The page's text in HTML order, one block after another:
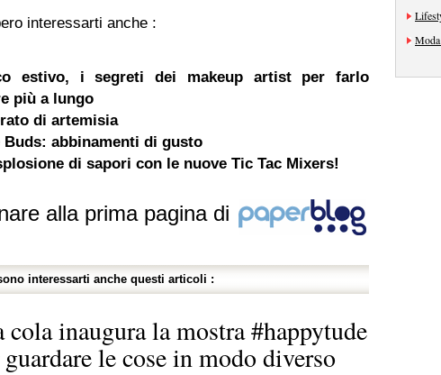
interessarti anche :
estivo, i segreti dei makeup artist per farlo
più a lungo
di artemisia
Buds: abbinamenti di gusto
di sapori con le nuove Tic Tac Mixers!
alla prima pagina di
interessarti anche questi articoli :
cola inaugura la mostra #happytude
le cose in modo diverso